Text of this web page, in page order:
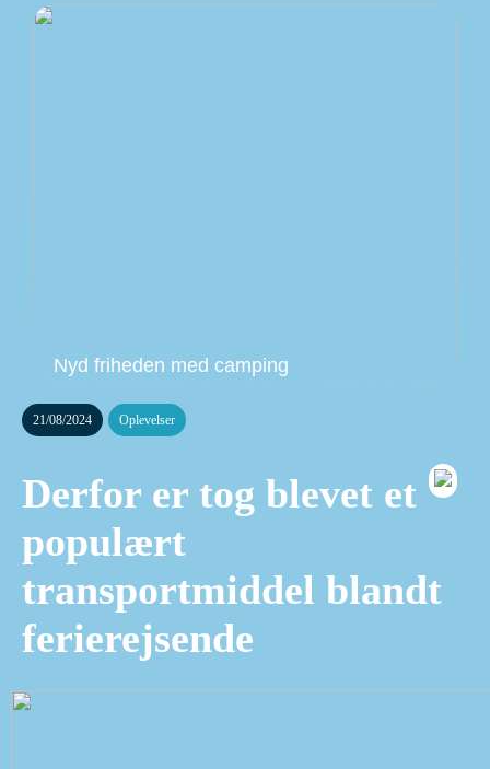
Nyd friheden med camping
21/08/2024 Oplevelser
Derfor er tog blevet et
populært
transportmiddel blandt
ferierejsende